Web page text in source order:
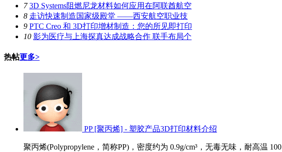
7 3D Systems阻燃尼龙材料如何应用在阿联酋航空
8 走访快速制造国家级殿堂 ——西安航空职业技
9 PTC Creo 和 3D打印增材制造：您的所见即打印
10 影为医疗与上海探真达成战略合作 联手布局个
热帖更多>
PP [聚丙烯] - 塑胶产品3D打印材料介绍
聚丙烯(Polypropylene，简称PP)，密度约为 0.9g/cm³，无毒无味，耐高温 100